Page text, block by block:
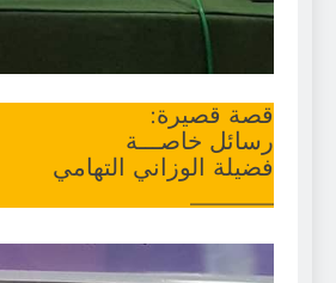
قصة قصيرة:
رسائل خاصـــة
فضيلة الوزاني التهامي
_______